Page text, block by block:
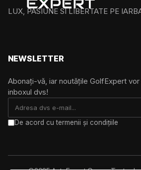
LUX, PASIUNE SI LIBERTATE PE
NEWSLETTER
Abonați-vă, iar noutățile GolfExpert
inboxul dvs!
De acord cu termenii și condițiile